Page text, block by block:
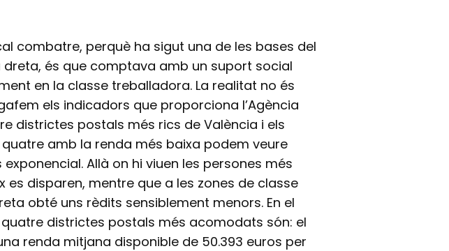
combatre, perquè ha sigut una de les bases del
dreta, és que comptava amb un suport social
en la classe treballadora. La realitat no és
els indicadors que proporciona l’Agència
districtes postals més rics de València i els
amb la renda més baixa podem veure
Allà on hi viuen les persones més
es disparen, mentre que a les zones de classe
obté uns rèdits sensiblement menors. En el
districtes postals més acomodats són: el
renda mitjana disponible de 50.393 euros per